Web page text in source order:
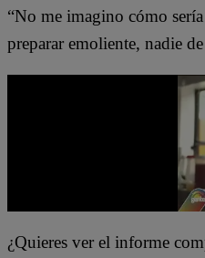
“No me imagino cómo
preparar emoliente, nadie
¿Quieres ver el informe